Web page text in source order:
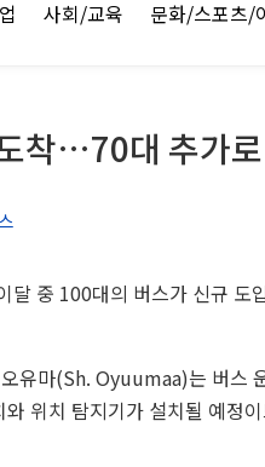
사회/교육 문화/스포츠/
착…70대 추가
중 100대의 버스가 신규 도
유마(Sh. Oyuumaa)는 버스
위치 탐지기가 설치될 예정